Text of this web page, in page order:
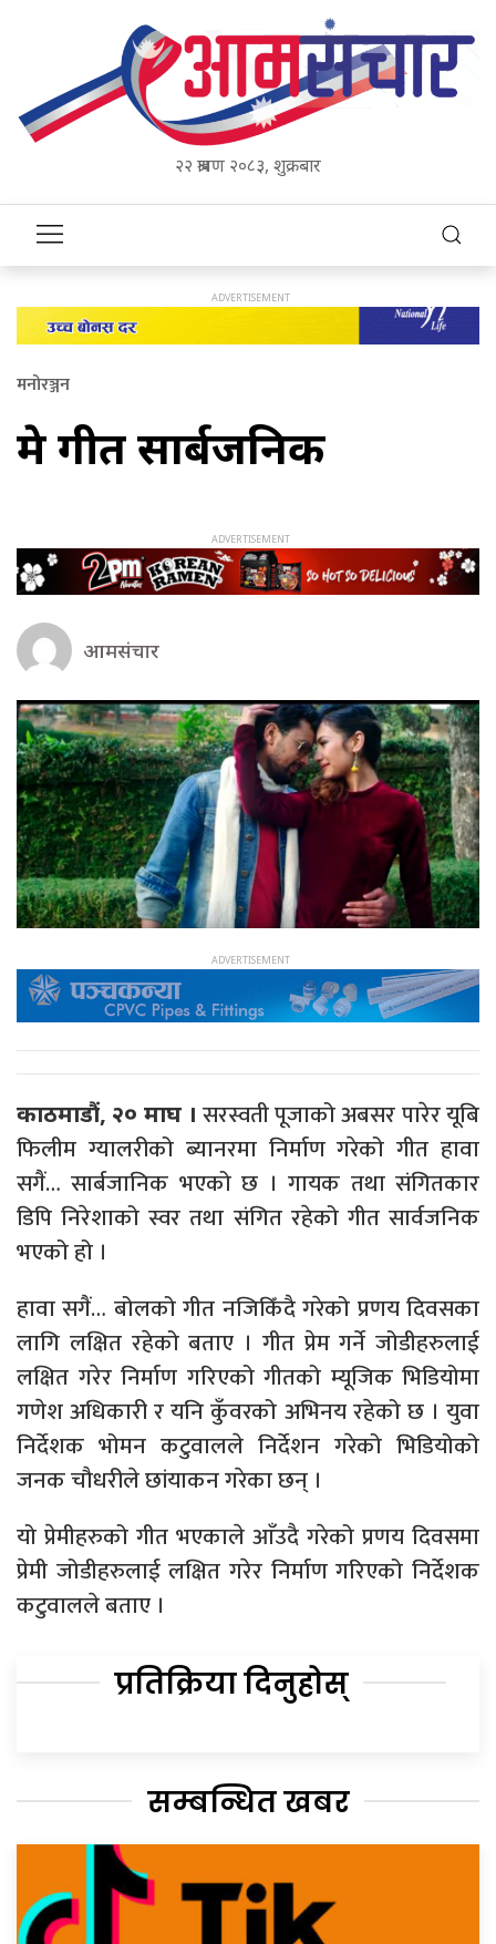
२२ श्रावण २०८३, शुक्रबार
मनोरञ्जन
प्रेम गीत सार्बजनिक
आमसंचार
काठमाडौं, २० माघ । सरस्वती पूजाको अबसर पारेर यूबि
फिलीम ग्यालरीको ब्यानरमा निर्माण गरेको गीत हावा
सगैं… सार्बजानिक भएको छ । गायक तथा संगितकार
डिपि निरेशाको स्वर तथा संगित रहेको गीत सार्वजनिक
भएको हो ।
हावा सगैं… बोलको गीत नजिकिँदै गरेको प्रणय दिवसका
लागि लक्षित रहेको बताए । गीत प्रेम गर्ने जोडीहरुलाई
लक्षित गरेर निर्माण गरिएको गीतको म्यूजिक भिडियोमा
गणेश अधिकारी र यनि कुँवरको अभिनय रहेको छ । युवा
निर्देशक भोमन कटुवालले निर्देशन गरेको भिडियोको
जनक चौधरीले छांयाकन गरेका छन् ।
यो प्रेमीहरुको गीत भएकाले आँउदै गरेको प्रणय दिवसमा
प्रेमी जोडीहरुलाई लक्षित गरेर निर्माण गरिएको निर्देशक
कटुवालले बताए ।
प्रतिक्रिया दिनुहोस्
सम्बन्धित खबर